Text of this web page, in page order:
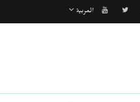
العربية